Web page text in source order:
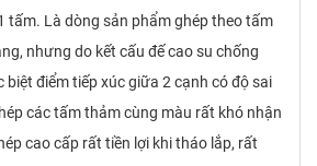
tấm. Là dòng sản phẩm ghép theo tấm
nhưng do kết cấu đế cao su chống
điểm tiếp xúc giữa 2 cạnh có độ sai
các tấm thảm cùng màu rất khó nhận
cao cấp rất tiền lợi khi tháo lắp, rất